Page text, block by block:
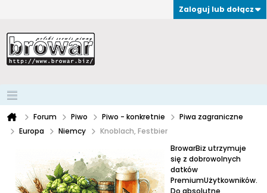
Zaloguj lub dołącz
Forum Piwo Piwo - konkretnie
Piwa zagraniczne
Europa
Niemcy
Knoblach, Festbier
BrowarBiz utrzymuje
się z dobrowolnych
datków
PremiumUżytkowników.
Do absolutne